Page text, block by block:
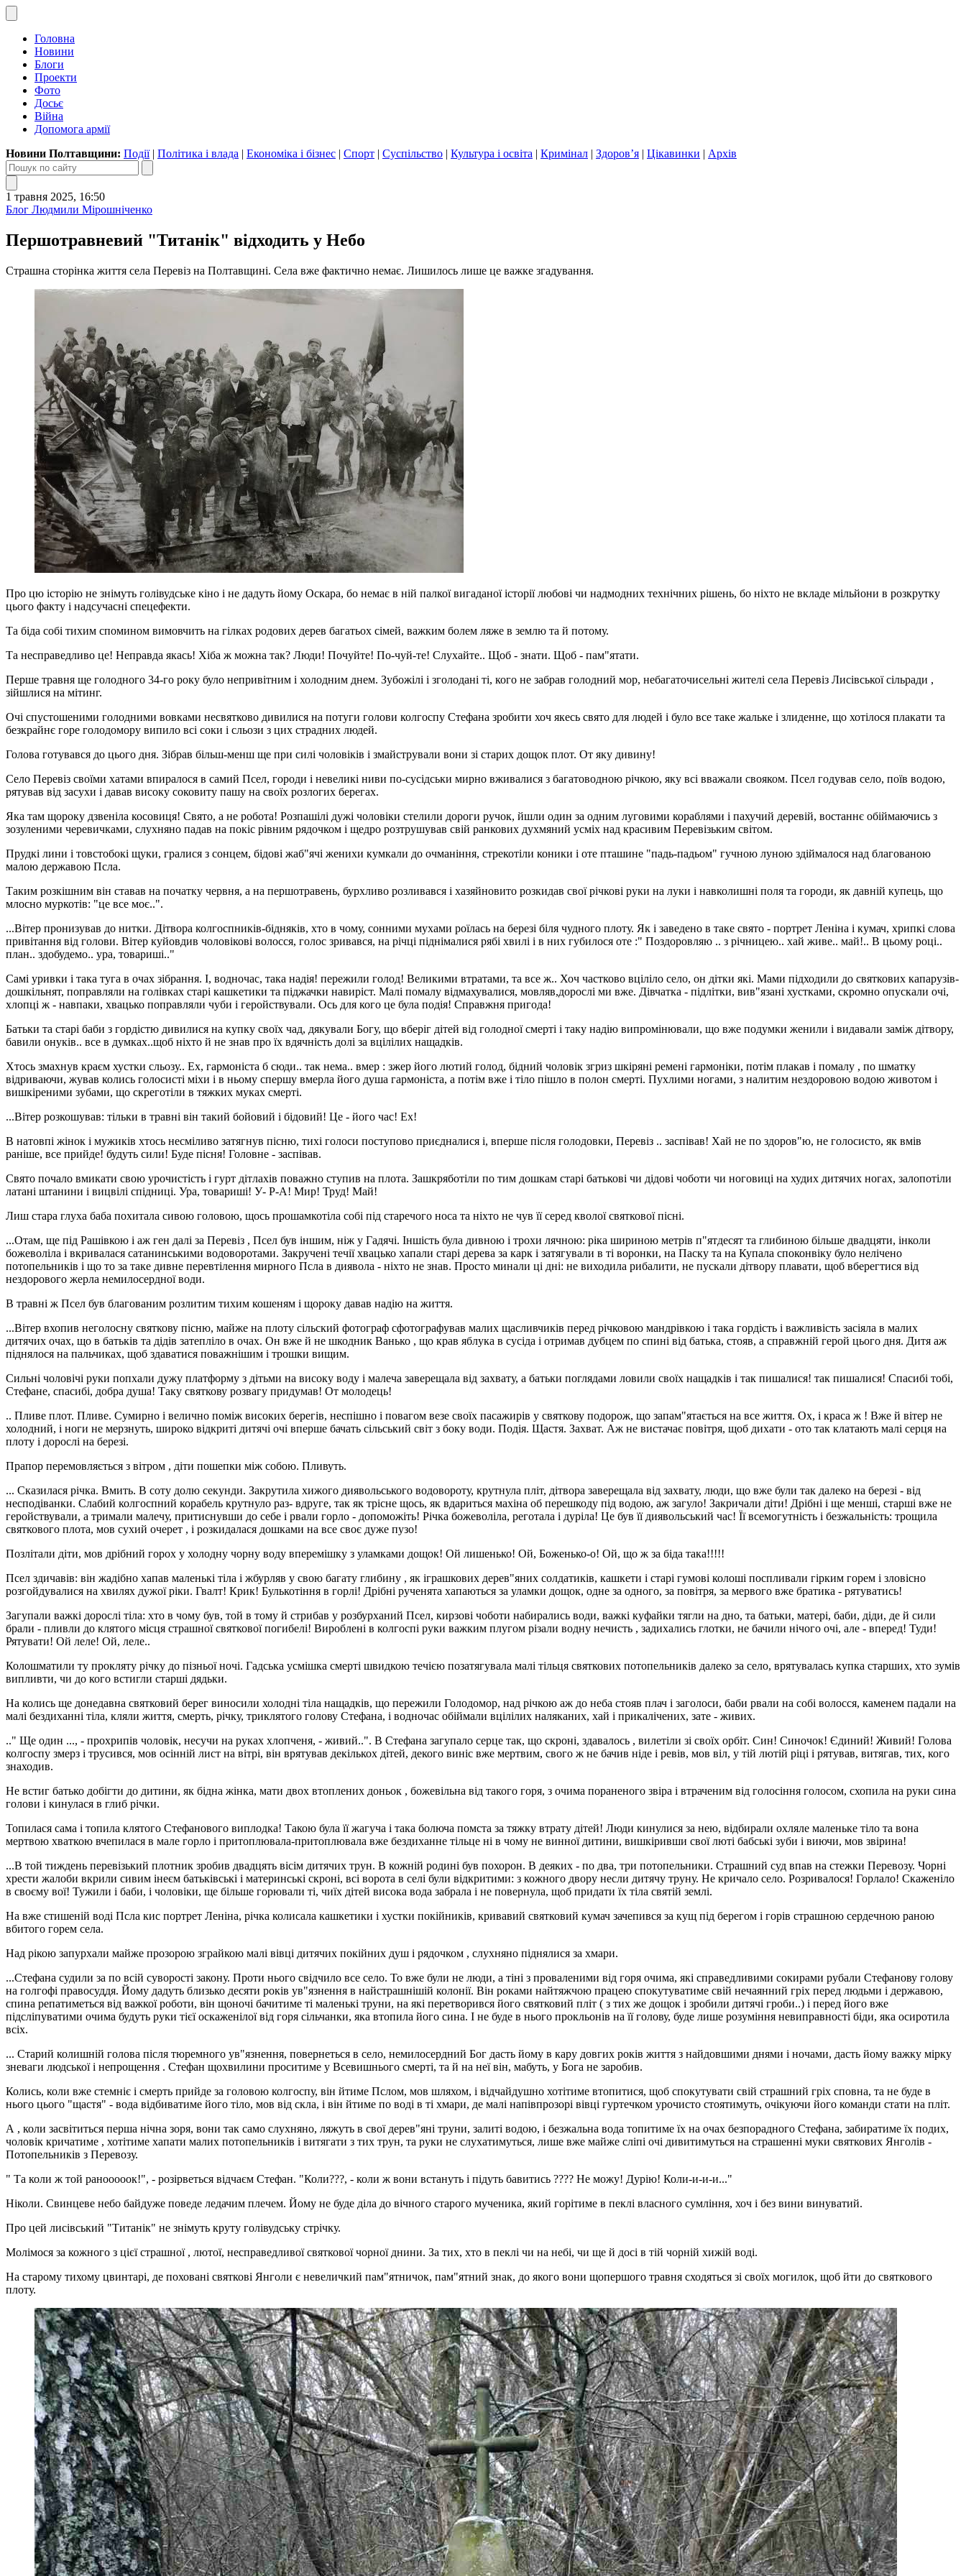
Головна
Новини
Блоги
Проекти
Фото
Досьє
Війна
Допомога армії
Новини Полтавщини: Події| Політика і влада | Економіка і бізнес | Спорт | Суспільство | Культура і освіта | Кримінал | Здоров’я | Цікавинки | Архів
1 травня 2025, 16:50
Блог Людмили Мірошніченко
Першотравневий "Титанік" відходить у Небо
Страшна сторінка життя села Перевіз на Полтавщині. Села вже фактично немає. Лишилось лише це важке згадування.
Про цю історію не знімуть голівудське кіно і не дадуть йому Оскара, бо немає в ній палкої вигаданої історії любові чи надмодних технічних рішень, бо ніхто не вкладе мільйони в розкрутку
цього факту і надсучасні спецефекти.
Та біда собі тихим спомином вимовчить на гілках родових дерев багатьох сімей, важким болем ляже в землю та й потому.
Та несправедливо це! Неправда якась! Хіба ж можна так? Люди! Почуйте! По-чуй-те! Слухайте.. Щоб - знати. Щоб - пам"ятати.
Перше травня ще голодного 34-го року було непривітним і холодним днем. Зубожілі і зголодані ті, кого не забрав голодний мор, небагаточисельні жителі села Перевіз Лисівської сільради ,
зійшлися на мітинг.
Очі спустошеними голодними вовками несвятково дивилися на потуги голови колгоспу Стефана зробити хоч якесь свято для людей і було все таке жальке і злиденне, що хотілося плакати та
безкрайнє горе голодомору випило всі соки і сльози з цих страдних людей.
Голова готувався до цього дня. Зібрав більш-менш ще при силі чоловіків і змайстрували вони зі старих дощок плот. От яку дивину!
Село Перевіз своїми хатами впиралося в самий Псел, городи і невеликі ниви по-сусідськи мирно вживалися з багатоводною річкою, яку всі вважали свояком. Псел годував село, поїв водою,
рятував від засухи і давав високу соковиту пашу на своїх розлогих берегах.
Яка там щороку дзвеніла косовиця! Свято, а не робота! Розпашілі дужі чоловіки стелили дороги ручок, йшли один за одним луговими кораблями і пахучий деревій, востаннє обіймаючись з
зозуленими черевичками, слухняно падав на покіс рівним рядочком і щедро розтрушував свій ранкових духмяний усміх над красивим Перевізьким світом.
Прудкі лини і товстобокі щуки, гралися з сонцем, бідові жаб"ячі женихи кумкали до очманіння, стрекотіли коники і оте пташине "падь-падьом" гучною луною здіймалося над благованою
малою державою Псла.
Таким розкішним він ставав на початку червня, а на першотравень, бурхливо розливався і хазяйновито розкидав свої річкові руки на луки і навколишні поля та городи, як давній купець, що
млосно муркотів: "це все моє..".
...Вітер пронизував до нитки. Дітвора колгоспників-бідняків, хто в чому, сонними мухами роїлась на березі біля чудного плоту. Як і заведено в таке свято - портрет Леніна і кумач, хрипкі слова
привітання від голови. Вітер куйовдив чоловікові волосся, голос зривався, на річці піднімалися рябі хвилі і в них губилося оте :" Поздоровляю .. з річницею.. хай живе.. май!.. В цьому році..
план.. здобудемо.. ура, товариші.."
Самі уривки і така туга в очах зібрання. І, водночас, така надія! пережили голод! Великими втратами, та все ж.. Хоч частково вціліло село, он дітки які. Мами підходили до святкових капарузів-
дошкільнят, поправляли на голівках старі кашкетики та піджачки навиріст. Малі помалу відмахувалися, мовляв,дорослі ми вже. Дівчатка - підлітки, вив"язані хустками, скромно опускали очі,
хлопці ж - навпаки, хвацько поправляли чуби і геройствували. Ось для кого це була подія! Справжня пригода!
Батьки та старі баби з гордістю дивилися на купку своїх чад, дякували Богу, що вберіг дітей від голодної смерті і таку надію випромінювали, що вже подумки женили і видавали заміж дітвору,
бавили онуків.. все в думках..щоб ніхто й не знав про їх вдячність долі за вцілілих нащадків.
Хтось змахнув краєм хустки сльозу.. Ех, гармоніста б сюди.. так нема.. вмер : зжер його лютий голод, бідний чоловік згриз шкіряні ремені гармоніки, потім плакав і помалу , по шматку
відриваючи, жував колись голосисті міхи і в ньому спершу вмерла його душа гармоніста, а потім вже і тіло пішло в полон смерті. Пухлими ногами, з налитим нездоровою водою животом і
вишкіреними зубами, що скреготіли в тяжких муках смерті.
...Вітер розкошував: тільки в травні він такий бойовий і бідовий! Це - його час! Ех!
В натовпі жінок і мужиків хтось несміливо затягнув пісню, тихі голоси поступово приєдналися і, вперше після голодовки, Перевіз .. заспівав! Хай не по здоров"ю, не голосисто, як вмів
раніше, все прийде! будуть сили! Буде пісня! Головне - заспівав.
Свято почало вмикати свою урочистість і гурт дітлахів поважно ступив на плота. Зашкряботіли по тим дошкам старі батькові чи дідові чоботи чи ноговиці на худих дитячих ногах, залопотіли
латані штанини і вицвілі спідниці. Ура, товариші! У- Р-А! Мир! Труд! Май!
Лиш стара глуха баба похитала сивою головою, щось прошамкотіла собі під старечого носа та ніхто не чув її серед кволої святкової пісні.
...Отам, ще під Рашівкою і аж ген далі за Перевіз , Псел був іншим, ніж у Гадячі. Іншість була дивною і трохи лячною: ріка шириною метрів п"ятдесят та глибиною більше двадцяти, інколи
божеволіла і вкривалася сатанинськими водоворотами. Закручені течії хвацько хапали старі дерева за карк і затягували в ті воронки, на Паску та на Купала споконвіку було нелічено
потопельників і що то за таке дивне перевтілення мирного Псла в диявола - ніхто не знав. Просто минали ці дні: не виходила рибалити, не пускали дітвору плавати, щоб вберегтися від
нездорового жерла немилосердної води.
В травні ж Псел був благованим розлитим тихим кошеням і щороку давав надію на життя.
...Вітер вхопив неголосну святкову пісню, майже на плоту сільский фотограф сфотографував малих щасливчиків перед річковою мандрівкою і така гордість і важливість засіяла в малих
дитячих очах, що в батьків та дідів затепліло в очах. Он вже й не шкодник Ванько , що крав яблука в сусіда і отримав дубцем по спині від батька, стояв, а справжній герой цього дня. Дитя аж
піднялося на пальчиках, щоб здаватися поважнішим і трошки вищим.
Сильні чоловічі руки попхали дужу платформу з дітьми на високу воду і малеча заверещала від захвату, а батьки поглядами ловили своїх нащадків і так пишалися! так пишалися! Спасибі тобі,
Стефане, спасибі, добра душа! Таку святкову розвагу придумав! От молодець!
.. Пливе плот. Пливе. Сумирно і велично поміж високих берегів, неспішно і повагом везе своїх пасажирів у святкову подорож, що запам"ятається на все життя. Ох, і краса ж ! Вже й вітер не
холодний, і ноги не мерзнуть, широко відкриті дитячі очі вперше бачать сільський світ з боку води. Подія. Щастя. Захват. Аж не вистачає повітря, щоб дихати - ото так клатають малі серця на
плоту і дорослі на березі.
Прапор перемовляється з вітром , діти пошепки між собою. Пливуть.
... Сказилася річка. Вмить. В соту долю секунди. Закрутила хижого диявольського водовороту, крутнула пліт, дітвора заверещала від захвату, люди, що вже були так далеко на березі - від
несподіванки. Слабий колгоспний корабель крутнуло раз- вдруге, так як трісне щось, як вдариться махіна об перешкоду під водою, аж загуло! Закричали діти! Дрібні і ще менші, старші вже не
геройствували, а тримали малечу, притиснувши до себе і рвали горло - допоможіть! Річка божеволіла, реготала і дуріла! Це був її диявольський час! Її всемогутність і безжальність: трощила
святкового плота, мов сухий очерет , і розкидалася дошками на все своє дуже пузо!
Позлітали діти, мов дрібний горох у холодну чорну воду вперемішку з уламками дощок! Ой лишенько! Ой, Боженько-о! Ой, що ж за біда така!!!!!
Псел здичавів: він жадібно хапав маленькі тіла і жбурляв у свою багату глибину , як іграшкових дерев"яних солдатиків, кашкети і старі гумові колоші поспливали гірким горем і зловісно
розгойдувалися на хвилях дужої ріки. Гвалт! Крик! Булькотіння в горлі! Дрібні рученята хапаються за уламки дощок, одне за одного, за повітря, за мервого вже братика - рятуватись!
Загупали важкі дорослі тіла: хто в чому був, той в тому й стрибав у розбурханий Псел, кирзові чоботи набирались води, важкі куфайки тягли на дно, та батьки, матері, баби, діди, де й сили
брали - пливли до клятого місця страшної святкової погибелі! Вироблені в колгоспі руки важким плугом різали водну нечисть , задихались глотки, не бачили нічого очі, але - вперед! Туди!
Рятувати! Ой леле! Ой, леле..
Колошматили ту прокляту річку до пізньої ночі. Гадська усмішка смерті швидкою течією позатягувала малі тільця святкових потопельників далеко за село, врятувалась купка старших, хто зумів
випливти, чи до кого встигли старші дядьки.
На колись ще донедавна святковий берег виносили холодні тіла нащадків, що пережили Голодомор, над річкою аж до неба стояв плач і заголоси, баби рвали на собі волосся, каменем падали на
малі бездиханні тіла, кляли життя, смерть, річку, триклятого голову Стефана, і водночас обіймали вцілілих наляканих, хай і прикалічених, зате - живих.
.." Ще один ..., - прохрипів чоловік, несучи на руках хлопченя, - живий..". В Стефана загупало серце так, що скроні, здавалось , вилетіли зі своїх орбіт. Син! Синочок! Єдиний! Живий! Голова
колгоспу змерз і трусився, мов осінній лист на вітрі, він врятував декількох дітей, декого виніс вже мертвим, свого ж не бачив ніде і ревів, мов віл, у тій лютій ріці і рятував, витягав, тих, кого
знаходив.
Не встиг батько добігти до дитини, як бідна жінка, мати двох втоплених доньок , божевільна від такого горя, з очима пораненого звіра і втраченим від голосіння голосом, схопила на руки сина
голови і кинулася в глиб річки.
Топилася сама і топила клятого Стефанового виплодка! Такою була її жагуча і така болюча помста за тяжку втрату дітей! Люди кинулися за нею, відбирали охляле маленьке тіло та вона
мертвою хваткою вчепилася в мале горло і притоплювала-притоплювала вже бездиханне тільце ні в чому не винної дитини, вишкіривши свої люті бабські зуби і виючи, мов звірина!
...В той тиждень перевізький плотник зробив двадцять вісім дитячих трун. В кожній родині був похорон. В деяких - по два, три потопельники. Страшний суд впав на стежки Перевозу. Чорні
хрести жалоби вкрили сивим інеєм батьківські і материнські скроні, всі ворота в селі були відкритими: з кожного двору несли дитячу труну. Не кричало село. Розривалося! Горлало! Скаженіло
в своєму вої! Тужили і баби, і чоловіки, ще більше горювали ті, чиїх дітей висока вода забрала і не повернула, щоб придати їх тіла святій землі.
На вже стишеній воді Псла кис портрет Леніна, річка колисала кашкетики і хустки покійників, кривавий святковий кумач зачепився за кущ під берегом і горів страшною сердечною раною
вбитого горем села.
Над рікою запурхали майже прозорою зграйкою малі вівці дитячих покійних душ і рядочком , слухняно піднялися за хмари.
...Стефана судили за по всій суворості закону. Проти нього свідчило все село. То вже були не люди, а тіні з проваленими від горя очима, які справедливими сокирами рубали Стефанову голову
на голгофі правосуддя. Йому дадуть близько десяти років ув"язнення в найстрашнішій колонії. Він роками найтяжчою працею спокутуватиме свій нечаянний гріх перед людьми і державою,
спина репатиметься від важкої роботи, він щоночі бачитиме ті маленькі труни, на які перетворився його святковий пліт ( з тих же дощок і зробили дитячі гроби..) і перед його вже
підсліпуватими очима будуть руки тієї оскаженілої від горя сільчанки, яка втопила його сина. І не буде в нього прокльонів на її голову, буде лише розуміння невиправності біди, яка осиротила
всіх.
... Старий колишній голова після тюремного ув"язнення, повернеться в село, немилосердний Бог дасть йому в кару довгих років життя з найдовшими днями і ночами, дасть йому важку мірку
зневаги людської і непрощення . Стефан щохвилини проситиме у Всевишнього смерті, та й на неї він, мабуть, у Бога не заробив.
Колись, коли вже стемніє і смерть прийде за головою колгоспу, він йтиме Пслом, мов шляхом, і відчайдушно хотітиме втопитися, щоб спокутувати свій страшний гріх сповна, та не буде в
нього цього "щастя" - вода відбиватиме його тіло, мов від скла, і він йтиме по воді в ті хмари, де малі напівпрозорі вівці гуртечком урочисто стоятимуть, очікуючи його команди стати на пліт.
А , коли засвітиться перша нічна зоря, вони так само слухняно, ляжуть в свої дерев"яні труни, залиті водою, і безжальна вода топитиме їх на очах безпорадного Стефана, забиратиме їх подих,
чоловік кричатиме , хотітиме хапати малих потопельників і витягати з тих трун, та руки не слухатимуться, лише вже майже сліпі очі дивитимуться на страшенні муки святкових Янголів -
Потопельників з Перевозу.
" Та коли ж той ранооооок!", - розірветься відчаєм Стефан. "Коли???, - коли ж вони встануть і підуть бавитись ???? Не можу! Дурію! Коли-и-и-и..."
Ніколи. Свинцеве небо байдуже поведе ледачим плечем. Йому не буде діла до вічного старого мученика, який горітиме в пеклі власного сумління, хоч і без вини винуватий.
Про цей лисівський "Титанік" не знімуть круту голівудську стрічку.
Молімося за кожного з цієї страшної , лютої, несправедливої святкової чорної днини. За тих, хто в пеклі чи на небі, чи ще й досі в тій чорній хижій воді.
На старому тихому цвинтарі, де поховані святкові Янголи є невеличкий пам"ятничок, пам"ятний знак, до якого вони щопершого травня сходяться зі своїх могилок, щоб йти до святкового
плоту.